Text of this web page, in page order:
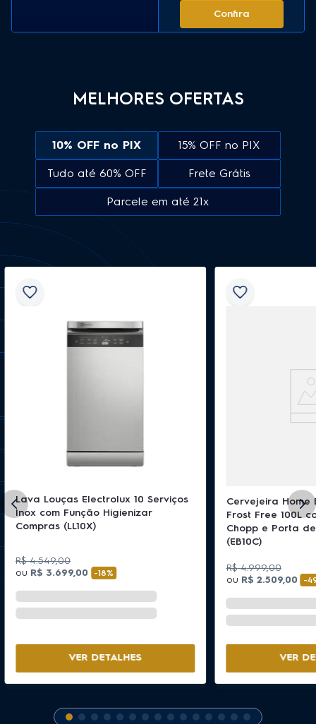
Confira
MELHORES OFERTAS
10% OFF no PIX 15% OFF no PIX
Tudo até 60% OFF Frete Grátis
Parcele em até 21x
Lava Louças Electrolux 10 Serviços
Inox com Função Higienizar
Compras (LL10X)
R$ 4.549,00
ou R$ 3.699,00 -18%
VER DETALHES
Cervejeira Home
Frost Free 100L
Chopp e Porta
(EB10C)
R$ 4.999,00
ou R$ 2.509,00 -
VER